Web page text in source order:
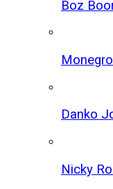
Boz
Danko
Nicky